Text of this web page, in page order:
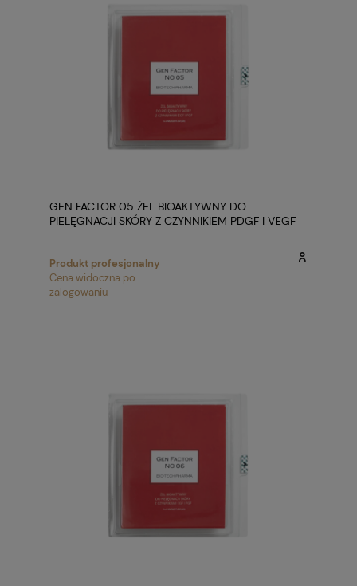
GEN FACTOR 05 ŻEL BIOAKTYWNY DO
PIELĘGNACJI SKÓRY Z CZYNNIKIEM PDGF I VEGF
Produkt profesjonalny
Cena widoczna po
zalogowaniu